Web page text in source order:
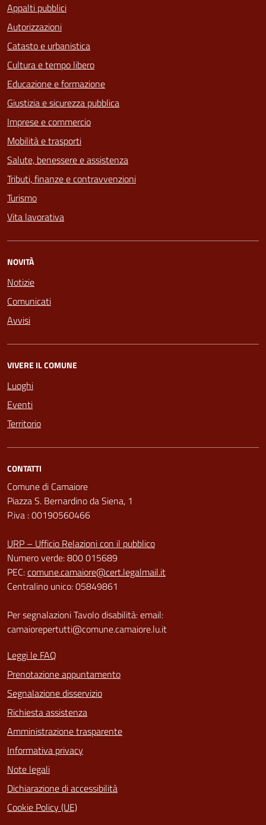
Appalti pubblici
Autorizzazioni
Catasto e urbanistica
Cultura e tempo libero
Educazione e formazione
Giustizia e sicurezza pubblica
Imprese e commercio
Mobilità e trasporti
Salute, benessere e assistenza
Tributi, finanze e contravvenzioni
Turismo
Vita lavorativa
NOVITÀ
Notizie
Comunicati
Avvisi
VIVERE IL COMUNE
Luoghi
Eventi
Territorio
CONTATTI
Comune di Camaiore
Piazza S. Bernardino da Siena, 1
P.iva : 00190560466
URP – Ufficio Relazioni con il pubblico
Numero verde: 800 015689
PEC:comune.camaiore@cert.legalmail.it
Centralino unico: 05849861
Per segnalazioni Tavolo disabilità: email:
camaiorepertutti@comune.camaiore.lu.it
Leggi le FAQ
Prenotazione appuntamento
Segnalazione disservizio
Richiesta assistenza
Amministrazione trasparente
Informativa privacy
Note legali
Dichiarazione di accessibilità
Cookie Policy (UE)